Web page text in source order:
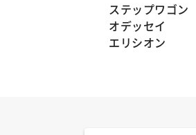
ステップワゴン
オデッセイ
エリシオン